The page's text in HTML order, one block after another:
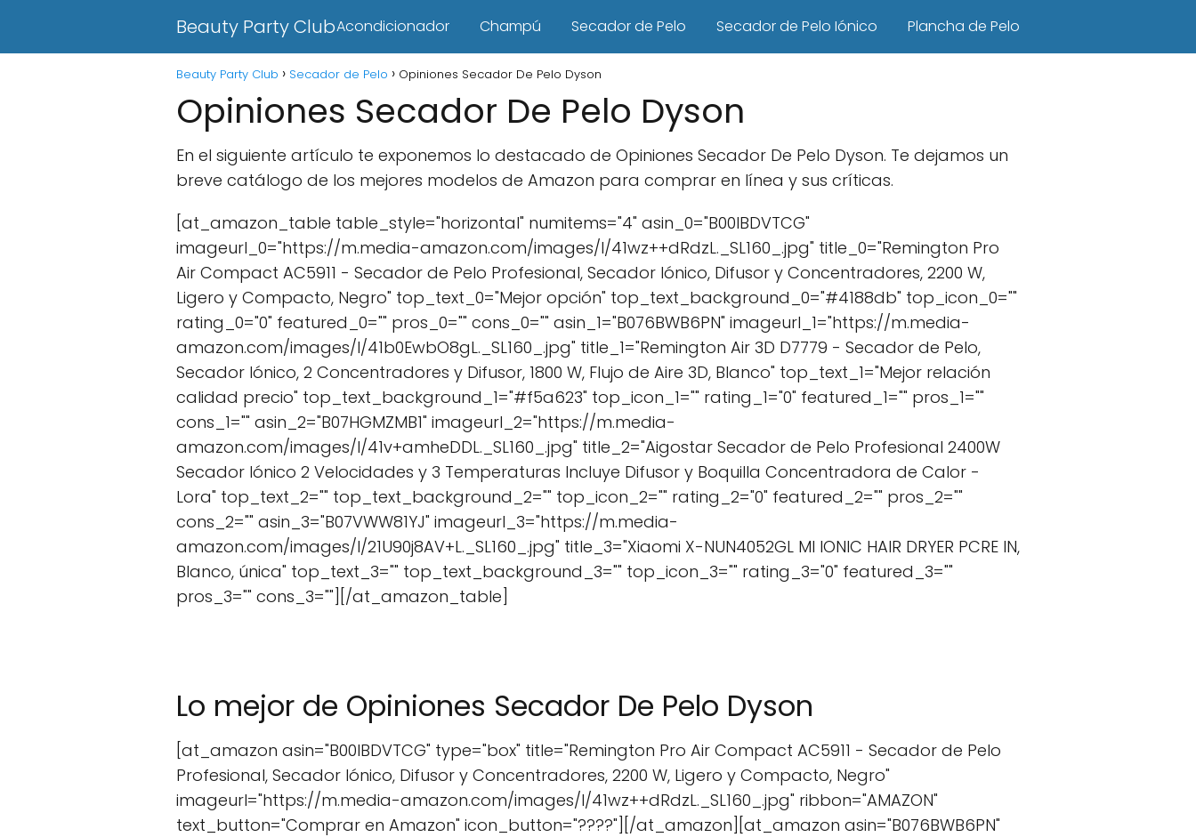
Beauty Party ClubAcondicionador Champú Secador de Pelo Secador de Pelo Iónico Plancha de Pelo
Beauty Party Club Secador de Pelo Opiniones Secador De Pelo Dyson
Opiniones Secador De Pelo Dyson
En el siguiente artículo te exponemos lo destacado de Opiniones Secador De Pelo Dyson. Te dejamos un
breve catálogo de los mejores modelos de Amazon para comprar en línea y sus críticas.
[at_amazon_table table_style="horizontal" numitems="4" asin_0="B00IBDVTCG"
imageurl_0="https://m.media-amazon.com/images/I/41wz++dRdzL._SL160_.jpg" title_0="Remington Pro
Air Compact AC5911 - Secador de Pelo Profesional, Secador Iónico, Difusor y Concentradores, 2200 W,
Ligero y Compacto, Negro" top_text_0="Mejor opción" top_text_background_0="#4188db" top_icon_0=""
rating_0="0" featured_0="" pros_0="" cons_0="" asin_1="B076BWB6PN" imageurl_1="https://m.media-
amazon.com/images/I/41b0EwbO8gL._SL160_.jpg" title_1="Remington Air 3D D7779 - Secador de Pelo,
Secador Iónico, 2 Concentradores y Difusor, 1800 W, Flujo de Aire 3D, Blanco" top_text_1="Mejor relación
calidad precio" top_text_background_1="#f5a623" top_icon_1="" rating_1="0" featured_1="" pros_1=""
cons_1="" asin_2="B07HGMZMB1" imageurl_2="https://m.media-
amazon.com/images/I/41v+amheDDL._SL160_.jpg" title_2="Aigostar Secador de Pelo Profesional 2400W
Secador Iónico 2 Velocidades y 3 Temperaturas Incluye Difusor y Boquilla Concentradora de Calor -
Lora" top_text_2="" top_text_background_2="" top_icon_2="" rating_2="0" featured_2="" pros_2=""
cons_2="" asin_3="B07VWW81YJ" imageurl_3="https://m.media-
amazon.com/images/I/21U90j8AV+L._SL160_.jpg" title_3="Xiaomi X-NUN4052GL MI IONIC HAIR DRYER PCRE IN,
Blanco, única" top_text_3="" top_text_background_3="" top_icon_3="" rating_3="0" featured_3=""
pros_3="" cons_3=""][/at_amazon_table]
Lo mejor de Opiniones Secador De Pelo Dyson
[at_amazon asin="B00IBDVTCG" type="box" title="Remington Pro Air Compact AC5911 - Secador de Pelo
Profesional, Secador Iónico, Difusor y Concentradores, 2200 W, Ligero y Compacto, Negro"
imageurl="https://m.media-amazon.com/images/I/41wz++dRdzL._SL160_.jpg" ribbon="AMAZON"
text_button="Comprar en Amazon" icon_button="????"][/at_amazon][at_amazon asin="B076BWB6PN"